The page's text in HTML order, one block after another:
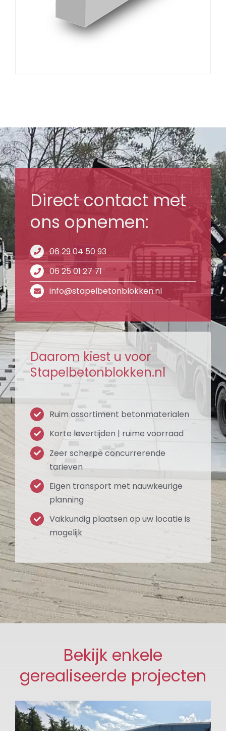
Direct contact met
ons opnemen:
06 29 04 50 93
06 25 01 27 71
info@stapelbetonblokken.nl
Daarom kiest u voor
Stapelbetonblokken.nl
Ruim assortiment betonmaterialen
Korte levertijden | ruime voorraad
Zeer scherpe concurrerende
tarieven
Eigen transport met nauwkeurige
planning
Vakkundig plaatsen op uw locatie is
mogelijk
Bekijk enkele
gerealiseerde projecten